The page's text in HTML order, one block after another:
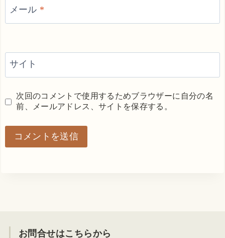
メール *
サイト
次回のコメントで使用するためブラウザーに自分の名
前、メールアドレス、サイトを保存する。
お問合せはこちらから